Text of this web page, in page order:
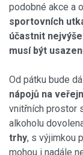
podobné akce a
sportovních
účastnit
musí být
Od pátku bude
nápojů na
vnitřních prostor
alkoholu
trhy, s výjimkou
mohou i nadále